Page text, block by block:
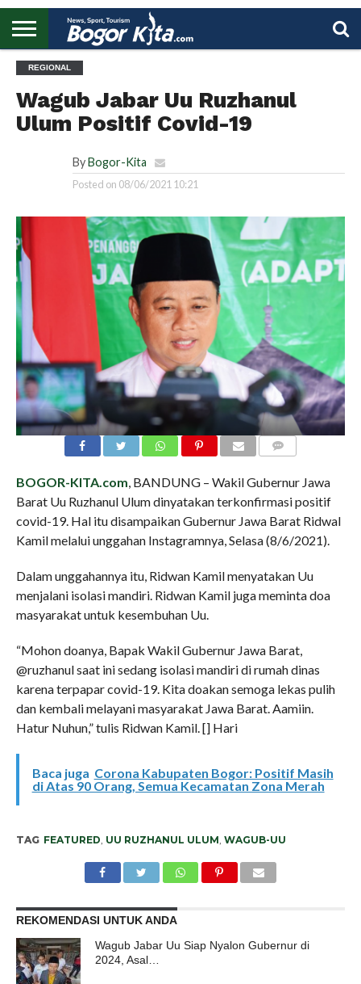
BOGOR
REGIONAL
NASIONAL
PENDIDIKAN
WISATA
OLAHRAGA
LAPORAN
PROFIL
REGIONAL
Wagub Jabar Uu Ruzhanul
Ulum Positif Covid-19
By Bogor-Kita
Posted on 08/06/2021 10:21
BOGOR-KITA.com, BANDUNG – Wakil Gubernur Jawa
Barat Uu Ruzhanul Ulum dinyatakan terkonfirmasi positif
covid-19. Hal itu disampaikan Gubernur Jawa Barat Ridwal
Kamil melalui unggahan Instagramnya, Selasa (8/6/2021).
Dalam unggahannya itu, Ridwan Kamil menyatakan Uu
menjalani isolasi mandiri. Ridwan Kamil juga meminta doa
masyarakat untuk kesembuhan Uu.
“Mohon doanya, Bapak Wakil Gubernur Jawa Barat,
@ruzhanul saat ini sedang isolasi mandiri di rumah dinas
karena terpapar covid-19. Kita doakan semoga lekas pulih
dan kembali melayani masyarakat Jawa Barat. Aamiin.
Hatur Nuhun,” tulis Ridwan Kamil. [] Hari
Baca juga Corona Kabupaten Bogor: Positif Masih
di Atas 90 Orang, Semua Kecamatan Zona Merah
TAG FEATURED, UU RUZHANUL ULUM, WAGUB-UU
REKOMENDASI UNTUK ANDA
Wagub Jabar Uu Siap Nyalon Gubernur di
2024, Asal…